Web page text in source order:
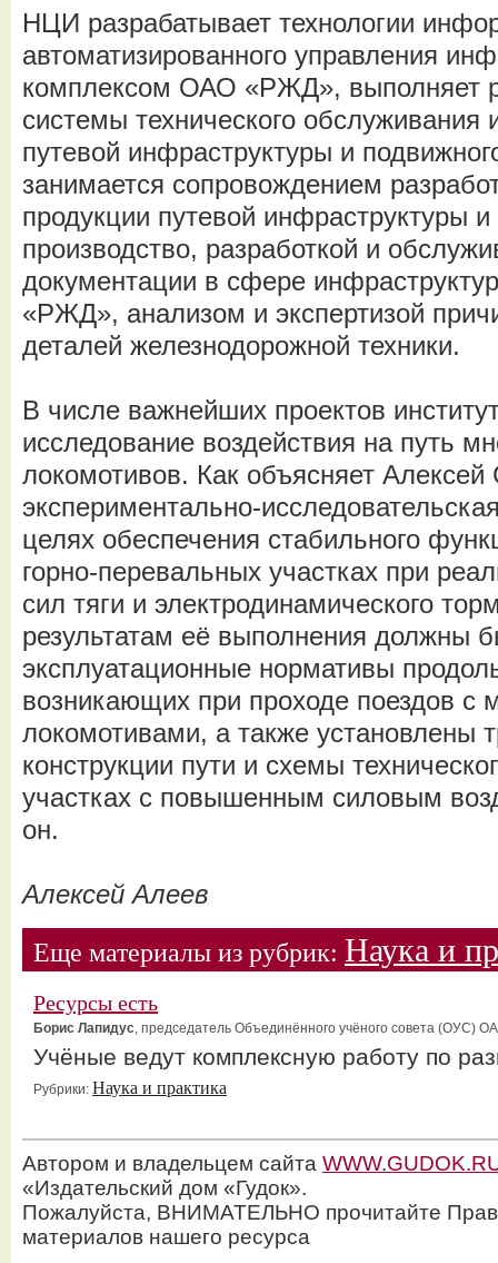
НЦИ разрабатывает технологии
автоматизированного управления
комплексом ОАО «РЖД», выполняет
системы технического обслуживания
путевой инфраструктуры и
занимается сопровождением
продукции путевой инфраструктуры
производство, разработкой и
документации в сфере
«РЖД», анализом и экспертизой
деталей железнодорожной техники.
В числе важнейших проектов
исследование воздействия на путь
локомотивов. Как объясняет Алексей
экспериментально-
целях обеспечения стабильного
горно-перевальных участках при
сил тяги и электродинамического
результатам её выполнения должны
эксплуатационные нормативы
возникающих при проходе поездов с
локомотивами, а также установлены
конструкции пути и схемы
участках с повышенным силовым
он.
Алексей Алеев
Еще материалы из рубрик: Наука и
Ресурсы есть
Борис Лапидус, председатель Объединённого учёного совета (ОУС)
Учёные ведут комплексную работу по
Рубрики: Наука и практика
Автором и владельцем сайта
«Издательский дом «Гудок».
Пожалуйста, ВНИМАТЕЛЬНО прочитайте
материалов нашего ресурса